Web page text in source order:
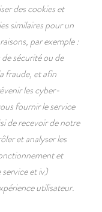
des cookies et
similaires pour un
par exemple :
sécurité ou de
fraude, et afin
les cyber-
fournir le service
de recevoir de notre
et analyser les
et
et iv)
utilisateur.